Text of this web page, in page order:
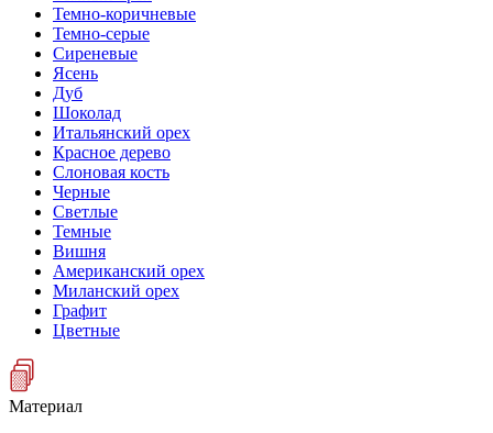
Темно-коричневые
Темно-серые
Сиреневые
Ясень
Дуб
Шоколад
Итальянский орех
Красное дерево
Слоновая кость
Черные
Светлые
Темные
Вишня
Американский орех
Миланский орех
Графит
Цветные
Материал